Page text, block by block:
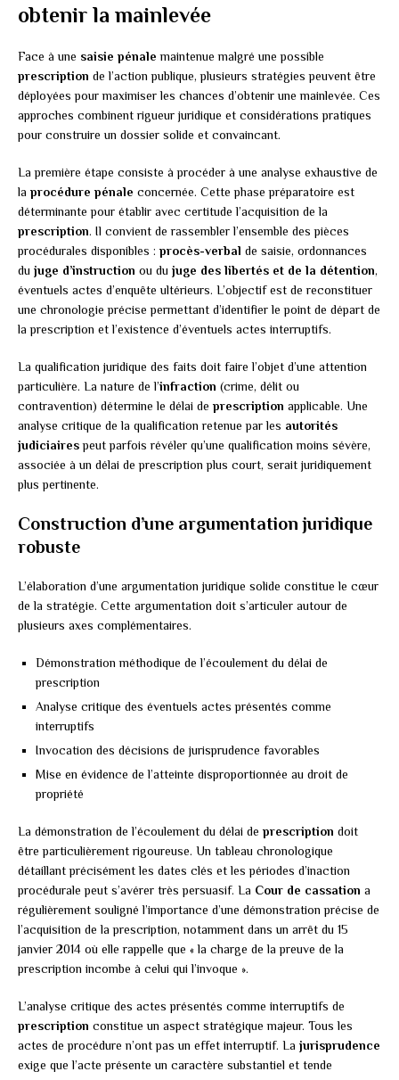
obtenir la mainlevée
Face à une saisie pénale maintenue malgré une possible
prescription de l’action publique, plusieurs stratégies peuvent être
déployées pour maximiser les chances d’obtenir une mainlevée. Ces
approches combinent rigueur juridique et considérations pratiques
pour construire un dossier solide et convaincant.
La première étape consiste à procéder à une analyse exhaustive de
la procédure pénale concernée. Cette phase préparatoire est
déterminante pour établir avec certitude l’acquisition de la
prescription. Il convient de rassembler l’ensemble des pièces
procédurales disponibles : procès-verbal de saisie, ordonnances
du juge d’instruction ou du juge des libertés et de la détention,
éventuels actes d’enquête ultérieurs. L’objectif est de reconstituer
une chronologie précise permettant d’identifier le point de départ de
la prescription et l’existence d’éventuels actes interruptifs.
La qualification juridique des faits doit faire l’objet d’une attention
particulière. La nature de l’infraction (crime, délit ou
contravention) détermine le délai de prescription applicable. Une
analyse critique de la qualification retenue par les autorités
judiciairespeut parfois révéler qu’une qualification moins sévère,
associée à un délai de prescription plus court, serait juridiquement
plus pertinente.
Construction d’une argumentation juridique
robuste
L’élaboration d’une argumentation juridique solide constitue le cœur
de la stratégie. Cette argumentation doit s’articuler autour de
plusieurs axes complémentaires.
Démonstration méthodique de l’écoulement du délai de
prescription
Analyse critique des éventuels actes présentés comme
interruptifs
Invocation des décisions de jurisprudence favorables
Mise en évidence de l’atteinte disproportionnée au droit de
propriété
La démonstration de l’écoulement du délai de prescription doit
être particulièrement rigoureuse. Un tableau chronologique
détaillant précisément les dates clés et les périodes d’inaction
procédurale peut s’avérer très persuasif. La Cour de cassation a
régulièrement souligné l’importance d’une démonstration précise de
l’acquisition de la prescription, notamment dans un arrêt du 15
janvier 2014 où elle rappelle que « la charge de la preuve de la
prescription incombe à celui qui l’invoque ».
L’analyse critique des actes présentés comme interruptifs de
prescription constitue un aspect stratégique majeur. Tous les
actes de procédure n’ont pas un effet interruptif. La jurisprudence
exige que l’acte présente un caractère substantiel et tende